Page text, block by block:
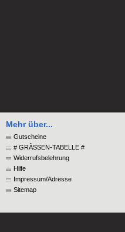
Mehr über...
Gutscheine
# GRÃSSEN-TABELLE #
Widerrufsbelehrung
Hilfe
Impressum/Adresse
Sitemap